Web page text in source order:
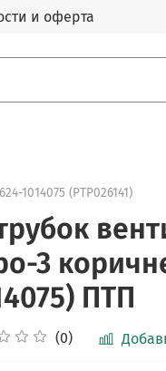
и оферта
1014075 (PTP026141)
3
ПТП
(0)